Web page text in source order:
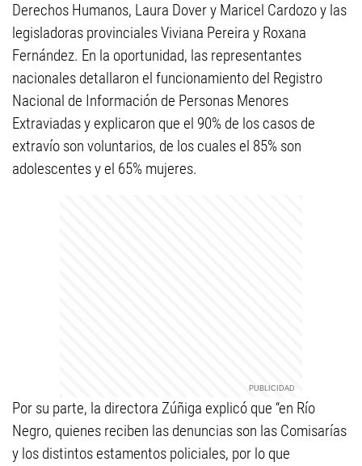
Derechos Humanos, Laura Dover y Maricel Cardozo y las
legisladoras provinciales Viviana Pereira y Roxana
Fernández. En la oportunidad, las representantes
nacionales detallaron el funcionamiento del Registro
Nacional de Información de Personas Menores
Extraviadas y explicaron que el 90% de los casos de
extravío son voluntarios, de los cuales el 85% son
adolescentes y el 65% mujeres.
Por su parte, la directora Zúñiga explicó que “en Río
Negro, quienes reciben las denuncias son las Comisarías
y los distintos estamentos policiales, por lo que